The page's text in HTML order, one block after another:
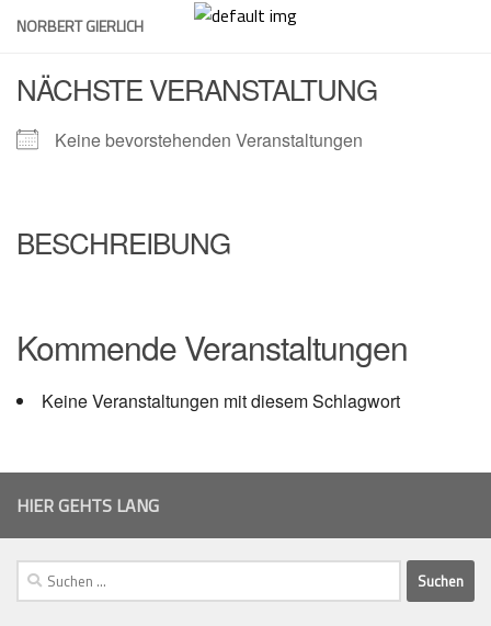
SkipNORBERT GIERLICH
NÄCHSTE VERANSTALTUNG
Keine bevorstehenden Veranstaltungen
BESCHREIBUNG
Kommende Veranstaltungen
Keine Veranstaltungen mit diesem Schlagwort
HIER GEHTS LANG
Suchen
nach: